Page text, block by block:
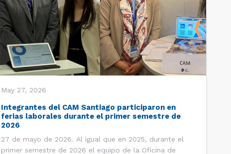
May 27, 2026
Integrantes del CAM Santiago participaron en
ferias laborales durante el primer semestre de
2026
27 de mayo de 2026. Al igual que en 2025, durante el
primer semestre de 2026 el equipo de la Oficina de